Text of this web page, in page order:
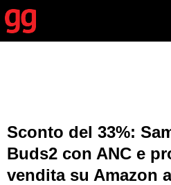
Sconto del 33%:
Buds2 con ANC e
vendita su Amazon